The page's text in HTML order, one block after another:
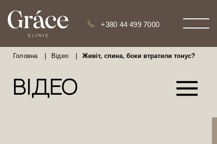
+380 44 499 7000
Головна Відео Живіт, спина, боки втратили тонус?
Відео